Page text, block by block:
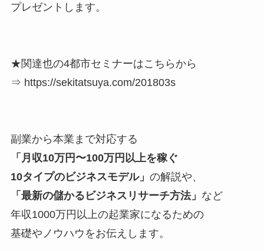
プレゼントします。
★関達也の4都市セミナーはこちらから
⇒ https://sekitatsuya.com/201803s
副業から本業まで対応する
「月収10万円〜100万円以上を稼ぐ
10タイプのビジネスモデル」 の解説や、
「最新の儲かるビジネスリサーチ方法」 など
年収1000万円以上の起業家になるための
基礎やノウハウをお伝えします。